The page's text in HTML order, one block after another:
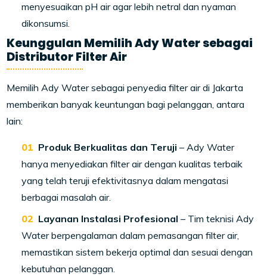
menyesuaikan pH air agar lebih netral dan nyaman
dikonsumsi.
Keunggulan Memilih Ady Water sebagai
Distributor Filter Air
Memilih Ady Water sebagai penyedia filter air di Jakarta
memberikan banyak keuntungan bagi pelanggan, antara
lain:
Produk Berkualitas dan Teruji – Ady Water
hanya menyediakan filter air dengan kualitas terbaik
yang telah teruji efektivitasnya dalam mengatasi
berbagai masalah air.
Layanan Instalasi Profesional – Tim teknisi Ady
Water berpengalaman dalam pemasangan filter air,
memastikan sistem bekerja optimal dan sesuai dengan
kebutuhan pelanggan.